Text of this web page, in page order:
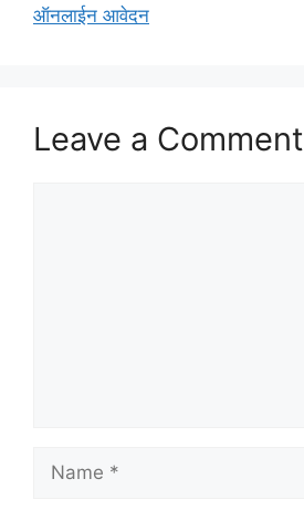
ऑनलाईन आवेदन
Leave a Comment
Name